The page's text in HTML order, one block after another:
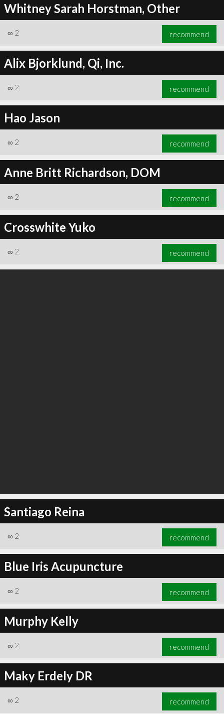
Whitney Sarah Horstman, Other
∞ 2 recommend
Alix Bjorklund, Qi, Inc.
∞ 2 recommend
Hao Jason
∞ 2 recommend
Anne Britt Richardson, DOM
∞ 2 recommend
Crosswhite Yuko
∞ 2 recommend
Santiago Reina
∞ 2 recommend
Blue Iris Acupuncture
∞ 2 recommend
Murphy Kelly
∞ 2 recommend
Maky Erdely DR
∞ 2 recommend